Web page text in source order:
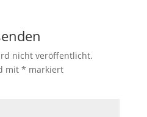
nicht veröffentlicht.
mit * markiert